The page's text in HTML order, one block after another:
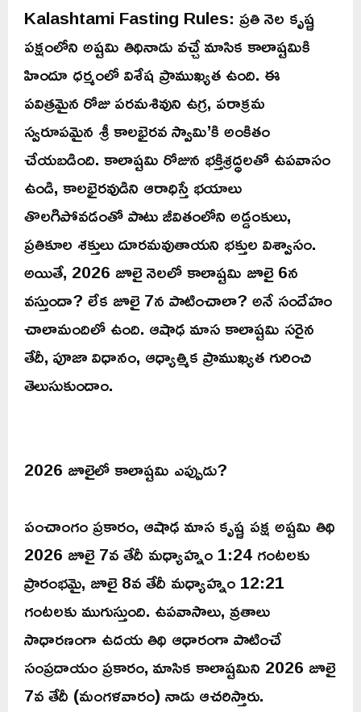
Kalashtami Fasting Rules: ప్రతి నెల కృష్ణ
పక్షంలోని అష్టమి తిథినాడు వచ్చే మాసిక కాలాష్టమికి
హిందూ ధర్మంలో విశేష ప్రాముఖ్యత ఉంది. ఈ
పవిత్రమైన రోజు పరమశివుని ఉగ్ర, పరాక్రమ
స్వరూపమైన శ్రీ కాలభైరవ స్వామి’కి అంకితం
చేయబడింది. కాలాష్టమి రోజున భక్తిశ్రద్ధలతో ఉపవాసం
ఉండి, కాలభైరవుడిని ఆరాధిస్తే భయాలు
తొలగిపోవడంతో పాటు జీవితంలోని అడ్డంకులు,
ప్రతికూల శక్తులు దూరమవుతాయని భక్తుల విశ్వాసం.
అయితే, 2026 జూలై నెలలో కాలాష్టమి జూలై 6న
వస్తుందా? లేక జూలై 7న పాటించాలా? అనే సందేహం
చాలామందిలో ఉంది. ఆషాఢ మాస కాలాష్టమి సరైన
తేదీ, పూజా విధానం, ఆధ్యాత్మిక ప్రాముఖ్యత గురించి
తెలుసుకుందాం.
2026 జూలైలో కాలాష్టమి ఎప్పుడు?
పంచాంగం ప్రకారం, ఆషాఢ మాస కృష్ణ పక్ష అష్టమి తిథి
2026 జూలై 7వ తేదీ మధ్యాహ్నం 1:24 గంటలకు
ప్రారంభమై, జూలై 8వ తేదీ మధ్యాహ్నం 12:21
గంటలకు ముగుస్తుంది. ఉపవాసాలు, వ్రతాలు
సాధారణంగా ఉదయ తిథి ఆధారంగా పాటించే
సంప్రదాయం ప్రకారం, మాసిక కాలాష్టమిని 2026 జూలై
7వ తేదీ (మంగళవారం) నాడు ఆచరిస్తారు.